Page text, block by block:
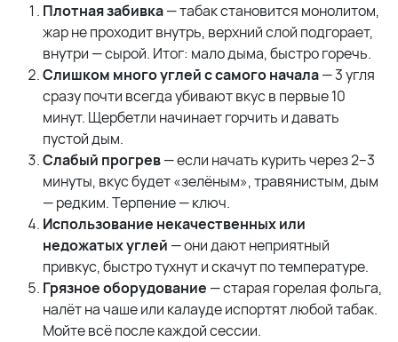
Плотная забивка— табак становится монолитом,
жар не проходит внутрь, верхний слой подгорает,
внутри — сырой. Итог: мало дыма, быстро горечь.
Слишком много углей с самого начала— 3 угля
сразу почти всегда убивают вкус в первые 10
минут. Щербетли начинает горчить и давать
пустой дым.
Слабый прогрев— если начать курить через 2–3
минуты, вкус будет «зелёным», травянистым, дым
— редким. Терпение — ключ.
Использование некачественных или
недожатых углей — они дают неприятный
привкус, быстро тухнут и скачут по температуре.
Грязное оборудование — старая горелая фольга,
налёт на чаше или калауде испортят любой табак.
Мойте всё после каждой сессии.